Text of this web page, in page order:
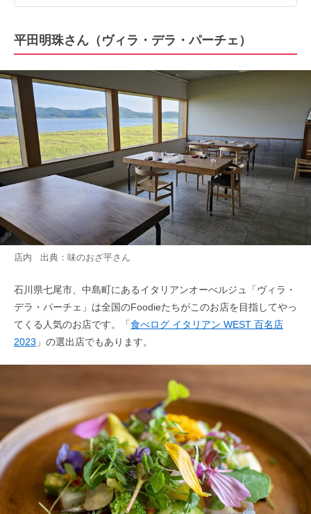
平田明珠さん（ヴィラ・デラ・パーチェ）
店内 出典： 味のおざ平さん
石川県七尾市、中島町にあるイタリアンオーべルジュ「ヴィラ・
デラ・パーチェ」は全国のFoodieたちがこのお店を目指してやっ
てくる人気のお店です。「食べログ イタリアン WEST 百名店
2023 」の選出店でもあります。